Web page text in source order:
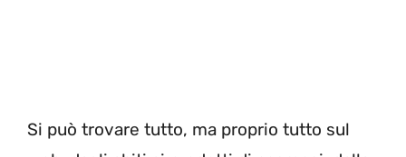
Si può trovare tutto, ma proprio tutto sul